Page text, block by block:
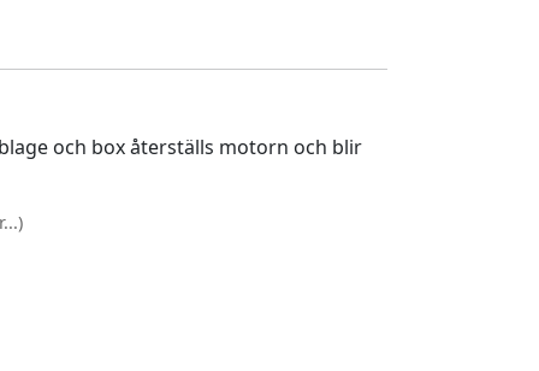
och box återställs motorn och blir